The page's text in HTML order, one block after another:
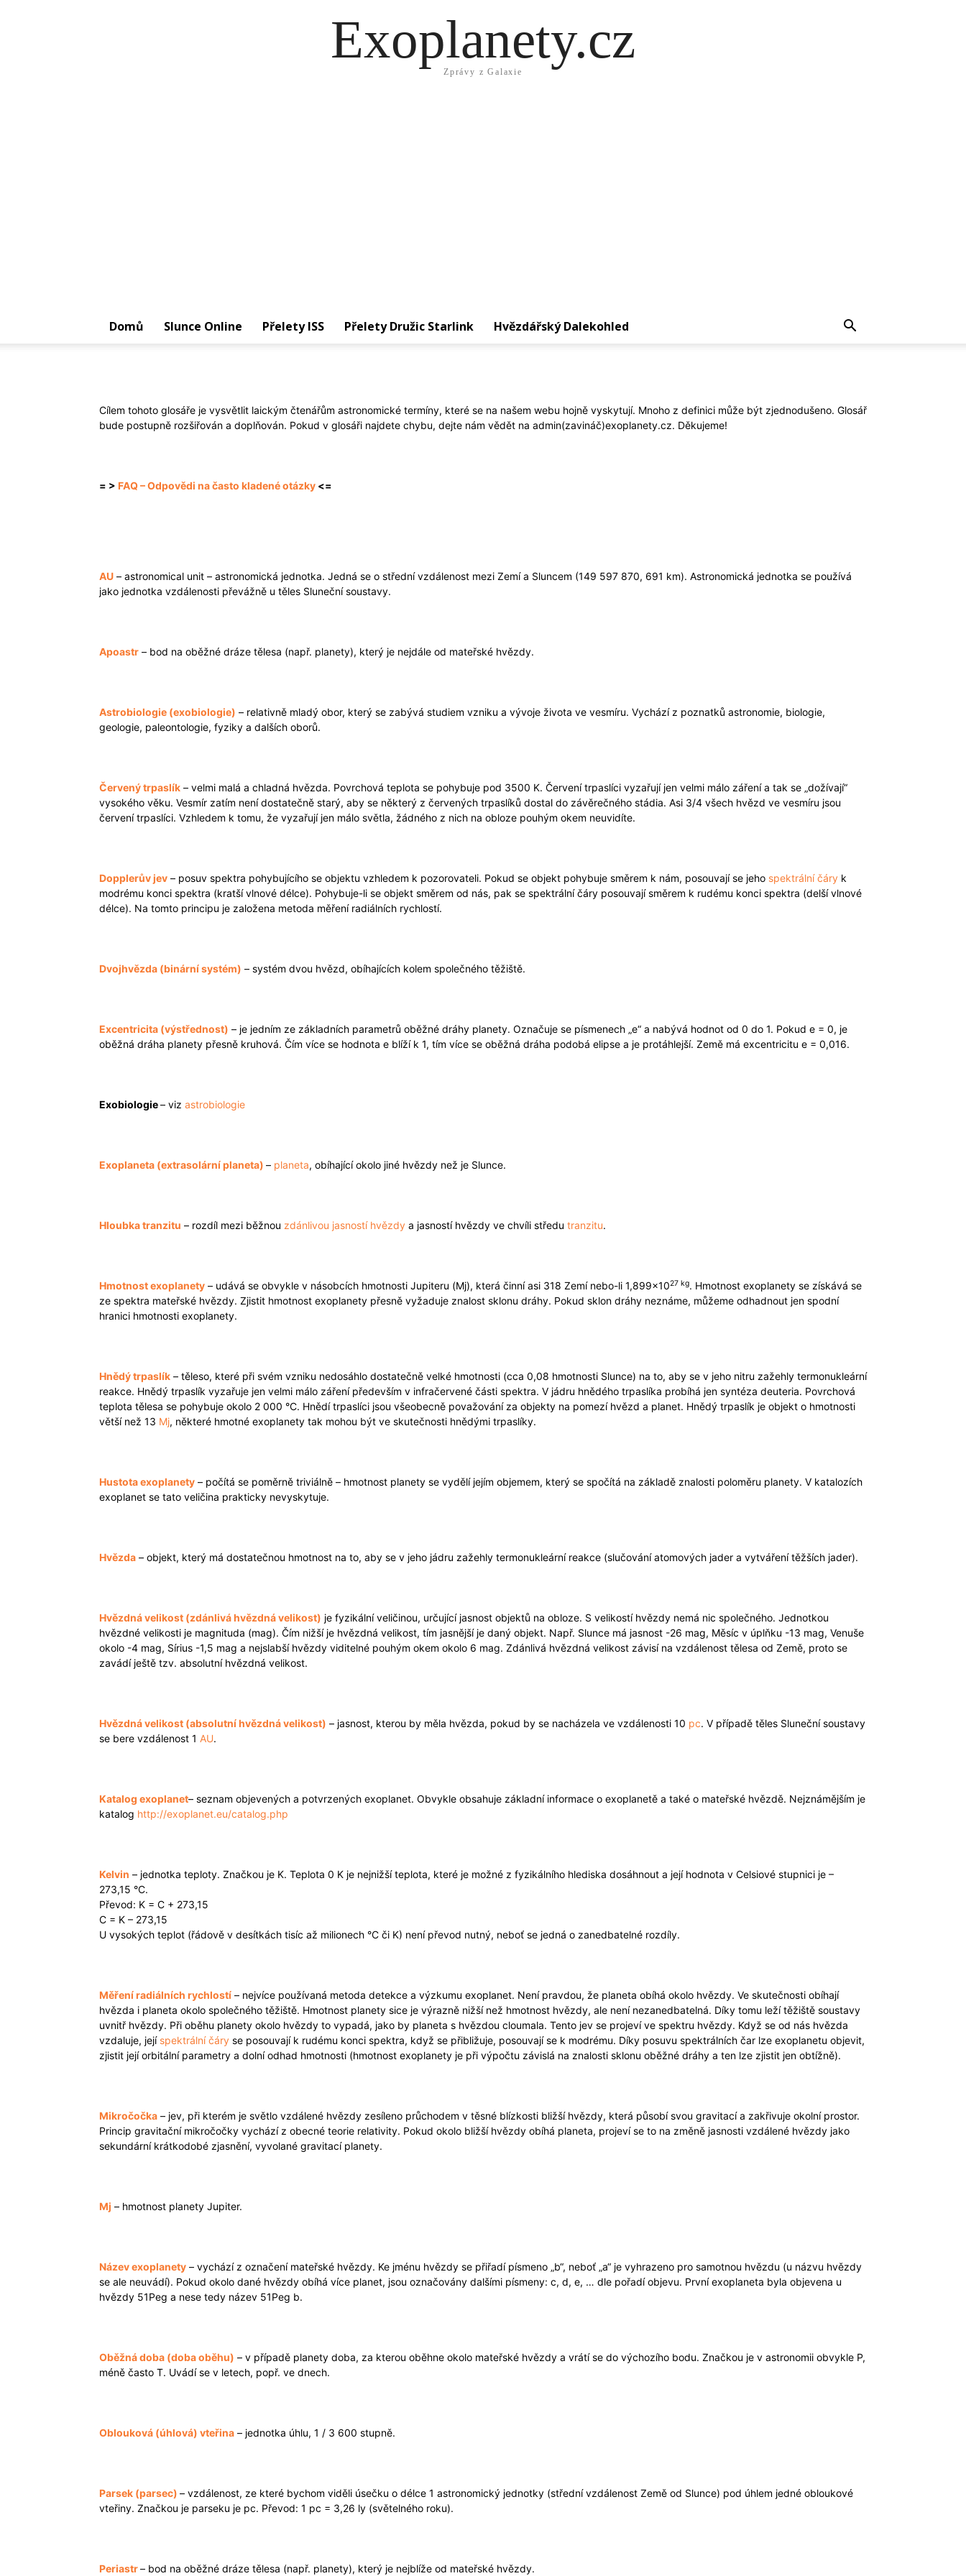
Exoplanety.cz
Zprávy z Galaxie
Domů Slunce Online Přelety ISS Přelety Družic Starlink Hvězdářský Dalekohled
Cílem tohoto glosáře je vysvětlit laickým čtenářům astronomické termíny, které se na našem webu hojně vyskytují. Mnoho z definici může být zjednodušeno. Glosář
bude postupně rozšiřován a doplňován. Pokud v glosáři najdete chybu, dejte nám vědět na admin(zavináč)exoplanety.cz. Děkujeme!
= > FAQ – Odpovědi na často kladené otázky <=
AU – astronomical unit – astronomická jednotka. Jedná se o střední vzdálenost mezi Zemí a Sluncem (149 597 870, 691 km). Astronomická jednotka se používá
jako jednotka vzdálenosti převážně u těles Sluneční soustavy.
Apoastr – bod na oběžné dráze tělesa (např. planety), který je nejdále od mateřské hvězdy.
Astrobiologie (exobiologie) – relativně mladý obor, který se zabývá studiem vzniku a vývoje života ve vesmíru. Vychází z poznatků astronomie, biologie,
geologie, paleontologie, fyziky a dalších oborů.
Červený trpaslík – velmi malá a chladná hvězda. Povrchová teplota se pohybuje pod 3500 K. Červení trpaslíci vyzařují jen velmi málo záření a tak se „dožívají“
vysokého věku. Vesmír zatím není dostatečně starý, aby se některý z červených trpaslíků dostal do závěrečného stádia. Asi 3/4 všech hvězd ve vesmíru jsou
červení trpaslíci. Vzhledem k tomu, že vyzařují jen málo světla, žádného z nich na obloze pouhým okem neuvidíte.
Dopplerův jev – posuv spektra pohybujícího se objektu vzhledem k pozorovateli. Pokud se objekt pohybuje směrem k nám, posouvají se jeho spektrální čáry k
modrému konci spektra (kratší vlnové délce). Pohybuje-li se objekt směrem od nás, pak se spektrální čáry posouvají směrem k rudému konci spektra (delší vlnové
délce). Na tomto principu je založena metoda měření radiálních rychlostí.
Dvojhvězda (binární systém) – systém dvou hvězd, obíhajících kolem společného těžiště.
Excentricita (výstřednost) – je jedním ze základních parametrů oběžné dráhy planety. Označuje se písmenech „e“ a nabývá hodnot od 0 do 1. Pokud e = 0, je
oběžná dráha planety přesně kruhová. Čím více se hodnota e blíží k 1, tím více se oběžná dráha podobá elipse a je protáhlejší. Země má excentricitu e = 0,016.
Exobiologie– viz astrobiologie
Exoplaneta (extrasolární planeta) – planeta, obíhající okolo jiné hvězdy než je Slunce.
Hloubka tranzitu – rozdíl mezi běžnou zdánlivou jasností hvězdy a jasností hvězdy ve chvíli středu tranzitu.
Hmotnost exoplanety – udává se obvykle v násobcích hmotnosti Jupiteru (Mj), která činní asi 318 Zemí nebo-li 1,899×1027 kg. Hmotnost exoplanety se získává se
ze spektra mateřské hvězdy. Zjistit hmotnost exoplanety přesně vyžaduje znalost sklonu dráhy. Pokud sklon dráhy neznáme, můžeme odhadnout jen spodní
hranici hmotnosti exoplanety.
Hnědý trpaslík – těleso, které při svém vzniku nedosáhlo dostatečně velké hmotnosti (cca 0,08 hmotnosti Slunce) na to, aby se v jeho nitru zažehly termonukleární
reakce. Hnědý trpaslík vyzařuje jen velmi málo záření především v infračervené části spektra. V jádru hnědého trpaslíka probíhá jen syntéza deuteria. Povrchová
teplota tělesa se pohybuje okolo 2 000 °C. Hnědí trpaslíci jsou všeobecně považování za objekty na pomezí hvězd a planet. Hnědý trpaslík je objekt o hmotnosti
větší než 13 Mj, některé hmotné exoplanety tak mohou být ve skutečnosti hnědými trpaslíky.
Hustota exoplanety – počítá se poměrně triviálně – hmotnost planety se vydělí jejím objemem, který se spočítá na základě znalosti poloměru planety. V katalozích
exoplanet se tato veličina prakticky nevyskytuje.
Hvězda – objekt, který má dostatečnou hmotnost na to, aby se v jeho jádru zažehly termonukleární reakce (slučování atomových jader a vytváření těžších jader).
Hvězdná velikost (zdánlivá hvězdná velikost) je fyzikální veličinou, určující jasnost objektů na obloze. S velikostí hvězdy nemá nic společného. Jednotkou
hvězdné velikosti je magnituda (mag). Čím nižší je hvězdná velikost, tím jasnější je daný objekt. Např. Slunce má jasnost -26 mag, Měsíc v úplňku -13 mag, Venuše
okolo -4 mag, Sírius -1,5 mag a nejslabší hvězdy viditelné pouhým okem okolo 6 mag. Zdánlivá hvězdná velikost závisí na vzdálenost tělesa od Země, proto se
zavádí ještě tzv. absolutní hvězdná velikost.
Hvězdná velikost (absolutní hvězdná velikost) – jasnost, kterou by měla hvězda, pokud by se nacházela ve vzdálenosti 10 pc. V případě těles Sluneční soustavy
se bere vzdálenost 1 AU.
Katalog exoplanet– seznam objevených a potvrzených exoplanet. Obvykle obsahuje základní informace o exoplanetě a také o mateřské hvězdě. Nejznámějším je
katalog http://exoplanet.eu/catalog.php
Kelvin – jednotka teploty. Značkou je K. Teplota 0 K je nejnižší teplota, které je možné z fyzikálního hlediska dosáhnout a její hodnota v Celsiové stupnici je –
273,15 °C.
Převod: K = C + 273,15
C = K – 273,15
U vysokých teplot (řádově v desítkách tisíc až milionech °C či K) není převod nutný, neboť se jedná o zanedbatelné rozdíly.
Měření radiálních rychlostí – nejvíce používaná metoda detekce a výzkumu exoplanet. Není pravdou, že planeta obíhá okolo hvězdy. Ve skutečnosti obíhají
hvězda i planeta okolo společného těžiště. Hmotnost planety sice je výrazně nižší než hmotnost hvězdy, ale není nezanedbatelná. Díky tomu leží těžiště soustavy
uvnitř hvězdy. Při oběhu planety okolo hvězdy to vypadá, jako by planeta s hvězdou cloumala. Tento jev se projeví ve spektru hvězdy. Když se od nás hvězda
vzdaluje, její spektrální čáry se posouvají k rudému konci spektra, když se přibližuje, posouvají se k modrému. Díky posuvu spektrálních čar lze exoplanetu objevit,
zjistit její orbitální parametry a dolní odhad hmotnosti (hmotnost exoplanety je při výpočtu závislá na znalosti sklonu oběžné dráhy a ten lze zjistit jen obtížně).
Mikročočka – jev, při kterém je světlo vzdálené hvězdy zesíleno průchodem v těsné blízkosti bližší hvězdy, která působí svou gravitací a zakřivuje okolní prostor.
Princip gravitační mikročočky vychází z obecné teorie relativity. Pokud okolo bližší hvězdy obíhá planeta, projeví se to na změně jasnosti vzdálené hvězdy jako
sekundární krátkodobé zjasnění, vyvolané gravitací planety.
Mj – hmotnost planety Jupiter.
Název exoplanety – vychází z označení mateřské hvězdy. Ke jménu hvězdy se přiřadí písmeno „b“, neboť „a“ je vyhrazeno pro samotnou hvězdu (u názvu hvězdy
se ale neuvádí). Pokud okolo dané hvězdy obíhá více planet, jsou označovány dalšími písmeny: c, d, e, … dle pořadí objevu. První exoplaneta byla objevena u
hvězdy 51Peg a nese tedy název 51Peg b.
Oběžná doba (doba oběhu) – v případě planety doba, za kterou oběhne okolo mateřské hvězdy a vrátí se do výchozího bodu. Značkou je v astronomii obvykle P,
méně často T. Uvádí se v letech, popř. ve dnech.
Oblouková (úhlová) vteřina – jednotka úhlu, 1 / 3 600 stupně.
Parsek (parsec) – vzdálenost, ze které bychom viděli úsečku o délce 1 astronomický jednotky (střední vzdálenost Země od Slunce) pod úhlem jedné obloukové
vteřiny. Značkou je parseku je pc. Převod: 1 pc = 3,26 ly (světelného roku).
Periastr– bod na oběžné dráze tělesa (např. planety), který je nejblíže od mateřské hvězdy.